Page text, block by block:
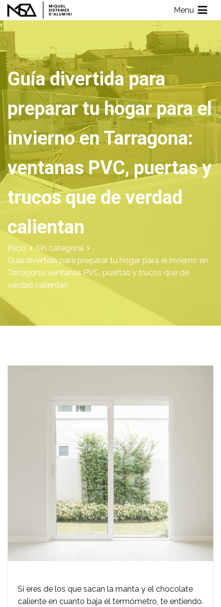
Saltar
al
contenido
Empresa de Aluminios con más de 40 años de experiencia
Menu
Guía divertida para
preparar tu hogar para el
invierno en Tarragona:
ventanas PVC, puertas y
trucos que de verdad
calientan
Inicio
Sin categoría
Guía divertida para preparar tu hogar para el invierno en
Tarragona: ventanas PVC, puertas y trucos que de
verdad calientan
Si eres de los que sacan la manta y el chocolate
caliente en cuanto baja el termómetro, te entiendo.